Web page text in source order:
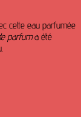
cette eau parfumée
parfuma été